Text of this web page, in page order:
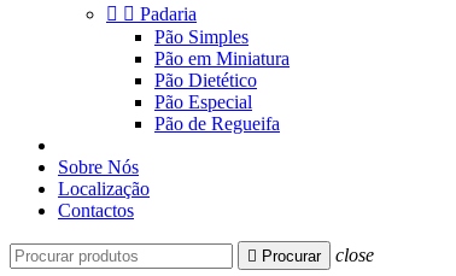
  Padaria
Pão Simples
Pão em Miniatura
Pão Dietético
Pão Especial
Pão de Regueifa
Sobre Nós
Localização
Contactos
 Procurar close